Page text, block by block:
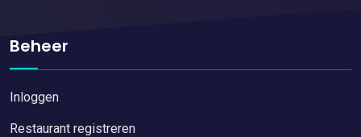
Beheer
Inloggen
Restaurant registreren